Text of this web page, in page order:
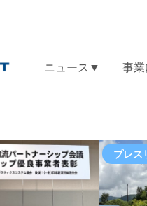
ニュース▼ 事
プレス